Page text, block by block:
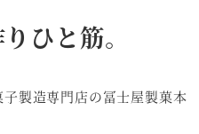
ひと筋。
製造専門店の冨士屋製菓本